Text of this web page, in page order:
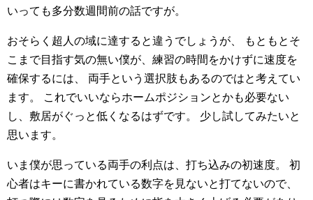
いっても多分数週間前の話ですが。
おそらく超人の域に達すると違うでしょうが、
もともとそ
こまで目指す気の無い僕が、練習の時間をかけずに速度を
確保するには、
両手という選択肢もあるのではと考えてい
ます。
これでいいならホームポジションとかも必要ない
し、敷居がぐっと低くなるはずです。
少し試してみたいと
思います。
いま僕が思っている両手の利点は、打ち込みの初速度。
初
心者はキーに書かれている数字を見ないと打てないので、